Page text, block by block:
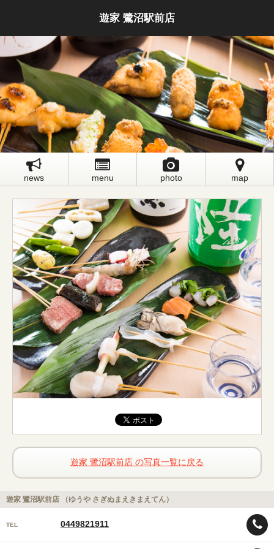
遊家 鷺沼駅前店
news menu photo map
遊家 鷺沼駅前店 の写真一覧に戻る
遊家 鷺沼駅前店 （ゆうや さぎぬまえきまえてん）
TEL 0449821911